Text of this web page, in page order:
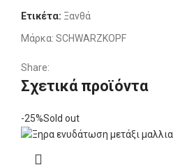
Ετικέτα: Ξανθά
Μάρκα: SCHWARZKOPF
Share:
Σχετικά προϊόντα
-25%Sold out